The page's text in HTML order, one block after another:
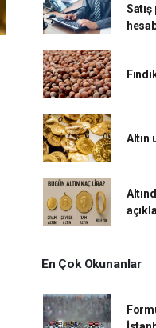
Altın
En Çok Okunanlar